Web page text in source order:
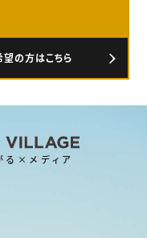
の方はこちら
る×メディア